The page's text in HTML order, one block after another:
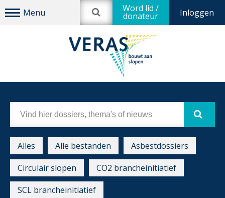
Inloggen
Word lid /
donateur
Alles Alle bestanden
Asbestdossiers
Circulair slopen
CO2 brancheinitiatief
SCL brancheinitiatief